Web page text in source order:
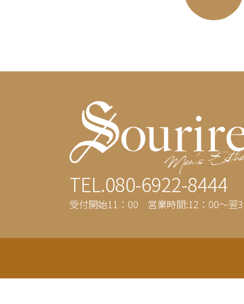
TEL.080-6922-8444
受付開始11：00 営業時間:12：00～翌